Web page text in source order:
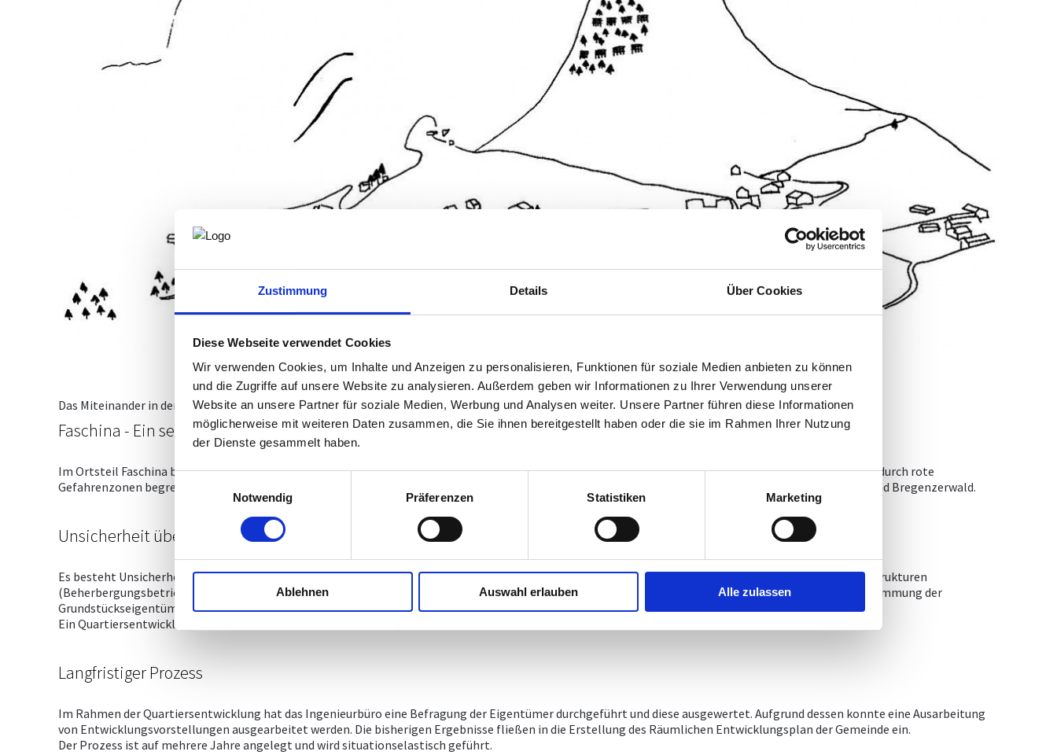
Zustimmung Details Über Cookies
Diese Webseite verwendet Cookies
Wir verwenden Cookies, um Inhalte und Anzeigen zu personalisieren, Funktionen für soziale Medien anbieten zu können
und die Zugriffe auf unsere Website zu analysieren. Außerdem geben wir Informationen zu Ihrer Verwendung unserer
Website an unsere Partner für soziale Medien, Werbung und Analysen weiter. Unsere Partner führen diese Informationen
möglicherweise mit weiteren Daten zusammen, die Sie ihnen bereitgestellt haben oder die sie im Rahmen Ihrer Nutzung
der Dienste gesammelt haben.
Einwilligungsauswahl
Notwendig
Präferenzen Statistiken Marketing
Ablehnen Auswahl erlauben Alle zulassen
Das Miteinander in der Nachbarschaft bedarf bei wesentlichen Entscheidungen eine breit getragene Gesamtstrategie.
Faschina - Ein sensibler Ortsteil mit touristischer Bedeutung
Im Ortsteil Faschina befindet sich ein Großteil der touristischen Infrastruktur der Gemeinde Fontanella in Vorarlberg. Gleichzeitig ist der Siedlungsraum durch rote
Gefahrenzonen begrenzt und landschaftlich äußerst sensibel. Faschina ist Zugleich der Verbindungspass zwischen den Kulturräumen Großen Walsertal und Bregenzerwald.
Unsicherheit über die Zukunft
Es besteht Unsicherheit über die weitere Zukunft des Standortes. Möglich ist die Etablierung einer Schiliftverbindung nach Damüls, welche weitere Infrastrukturen
(Beherbergungsbetriebe, Liftanlagen, Parkplätze etc.) in Faschina notwendig machen würde. Aufgrund der beengten räumlichen Verhältnisse ist die Zustimmung der
Grundstückseigentümer und die Abstimmung zwischen den Behördenstellen notwendig.
Ein Quartiersentwicklungskonzept soll die weitere Entwicklung des Ortsteils Faschina klären und steuern.
Langfristiger Prozess
Im Rahmen der Quartiersentwicklung hat das Ingenieurbüro eine Befragung der Eigentümer durchgeführt und diese ausgewertet. Aufgrund dessen konnte eine Ausarbeitung
von Entwicklungsvorstellungen ausgearbeitet werden. Die bisherigen Ergebnisse fließen in die Erstellung des Räumlichen Entwicklungsplan der Gemeinde ein.
Der Prozess ist auf mehrere Jahre angelegt und wird situationselastisch geführt.